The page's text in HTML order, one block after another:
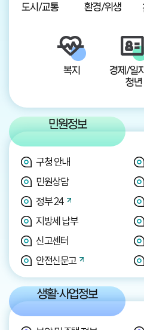
도시/교통 환경/위생
복지
경제/일
청년
민원정보
구청 안내
민원상담
정부 24
지방세 납부
신고센터
안전신문고
생활·사업정보